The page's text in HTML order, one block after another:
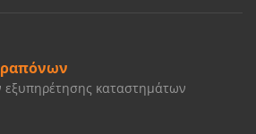
εξυπηρέτησης καταστημάτων